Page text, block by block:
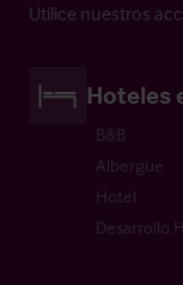
Utilice nuestros
Hoteles
B&B
Albergue
Hotel
Desarrollo